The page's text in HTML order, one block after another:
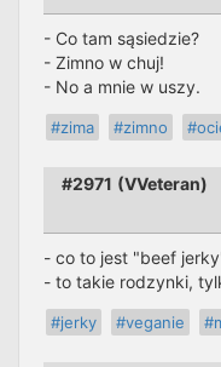
- Co tam sąsiedzie?
- Zimno w chuj!
- No a mnie w uszy.
#zima #zimno
#2971 (VVeteran)
- co to jest "beef
- to takie rodzynki,
#jerky #veganie